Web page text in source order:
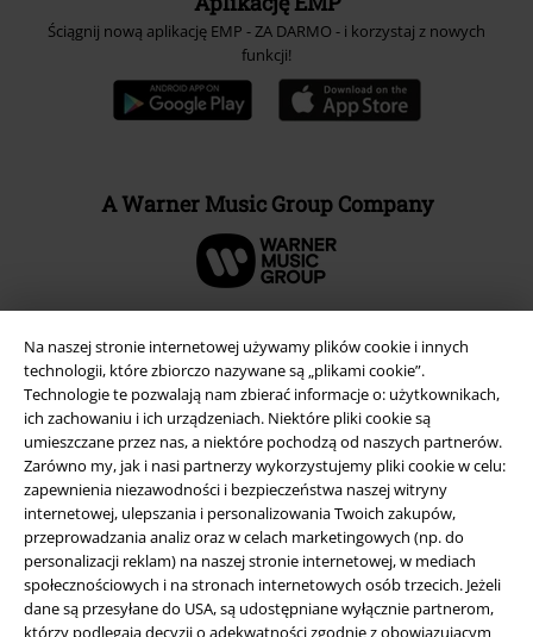
Na naszej stronie internetowej używamy plików cookie i innych
technologii, które zbiorczo nazywane są „plikami cookie”.
Technologie te pozwalają nam zbierać informacje o: użytkownikach,
ich zachowaniu i ich urządzeniach. Niektóre pliki cookie są
umieszczane przez nas, a niektóre pochodzą od naszych partnerów.
Zarówno my, jak i nasi partnerzy wykorzystujemy pliki cookie w celu:
zapewnienia niezawodności i bezpieczeństwa naszej witryny
internetowej, ulepszania i personalizowania Twoich zakupów,
przeprowadzania analiz oraz w celach marketingowych (np. do
personalizacji reklam) na naszej stronie internetowej, w mediach
społecznościowych i na stronach internetowych osób trzecich. Jeżeli
dane są przesyłane do USA, są udostępniane wyłącznie partnerom,
którzy podlegają decyzji o adekwatności zgodnie z obowiązującym
Ściągnij nową aplikację EMP - ZA DARMO - i korzystaj z nowych
funkcji!
A Warner Music Group Company
Informacje prawne
Regulamin